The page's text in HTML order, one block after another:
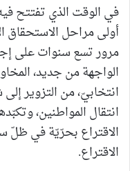
في الوقت الذي تفتتح
أولى مراحل الاستحقاق
مرور تسع سنوات على
الواجهة من جديد،
انتخابيّ، من التزوير
انتقال المواطنين،
الاقتراع بحرّيّة في ظلّ
الاقتراع.